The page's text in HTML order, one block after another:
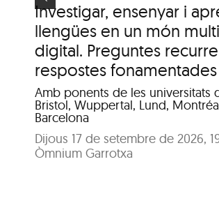
Investigar, ensenyar i
llengües en un món
digital. Preguntes
respostes fonamentades
Amb ponents de les universitats
Bristol, Wuppertal, Lund,
Barcelona
Dijous 17 de setembre de 2026,
Òmnium Garrotxa